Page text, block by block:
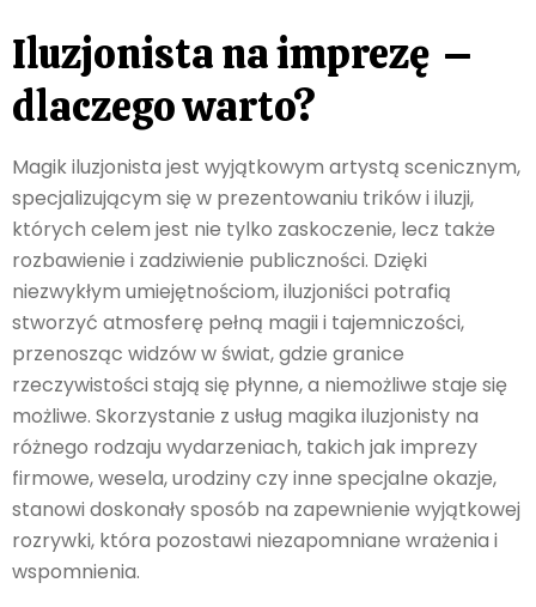
Iluzjonista na imprezę –
dlaczego warto?
Magik iluzjonista jest wyjątkowym artystą scenicznym,
specjalizującym się w prezentowaniu trików i iluzji,
których celem jest nie tylko zaskoczenie, lecz także
rozbawienie i zadziwienie publiczności. Dzięki
niezwykłym umiejętnościom, iluzjoniści potrafią
stworzyć atmosferę pełną magii i tajemniczości,
przenosząc widzów w świat, gdzie granice
rzeczywistości stają się płynne, a niemożliwe staje się
możliwe. Skorzystanie z usług magika iluzjonisty na
różnego rodzaju wydarzeniach, takich jak imprezy
firmowe, wesela, urodziny czy inne specjalne okazje,
stanowi doskonały sposób na zapewnienie wyjątkowej
rozrywki, która pozostawi niezapomniane wrażenia i
wspomnienia.